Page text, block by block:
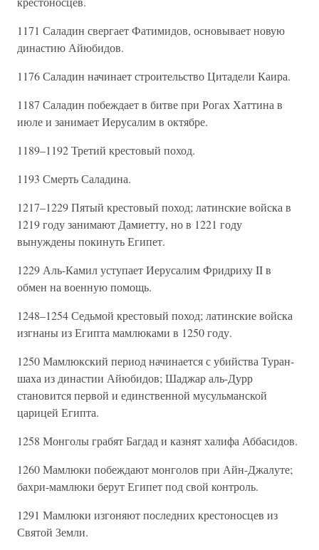
1171 Саладин свергает Фатимидов, основывает новую
династию Айюбидов.
1176 Саладин начинает строительство Цитадели Каира.
1187 Саладин побеждает в битве при Рогах Хаттина в
июле и занимает Иерусалим в октябре.
1189–1192 Третий крестовый поход.
1193 Смерть Саладина.
1217–1229 Пятый крестовый поход; латинские войска в
1219 году занимают Дамиетту, но в 1221 году
вынуждены покинуть Египет.
1229 Аль-Камил уступает Иерусалим Фридриху II в
обмен на военную помощь.
1248–1254 Седьмой крестовый поход; латинские войска
изгнаны из Египта мамлюками в 1250 году.
1250 Мамлюкский период начинается с убийства Туран-
шаха из династии Айюбидов; Шаджар аль-Дурр
становится первой и единственной мусульманской
царицей Египта.
1258 Монголы грабят Багдад и казнят халифа Аббасидов.
1260 Мамлюки побеждают монголов при Айн-Джалуте;
бахри-мамлюки берут Египет под свой контроль.
1291 Мамлюки изгоняют последних крестоносцев из
Святой Земли.